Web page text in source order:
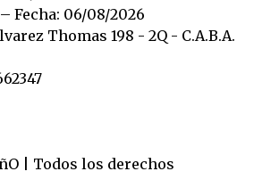
Fecha: 06/08/2026
Thomas 198 - 2Q - C.A.B.A.
| Todos los derechos